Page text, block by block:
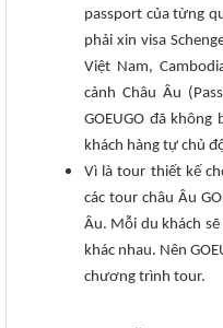
passport của từng
phải xin visa
Việt Nam,
cảnh Châu Âu
GOEUGO đã
khách hàng tự chủ
Vì là tour thiết kế
các tour châu Âu
Âu. Mỗi du khách
khác nhau. Nên
chương trình tour.